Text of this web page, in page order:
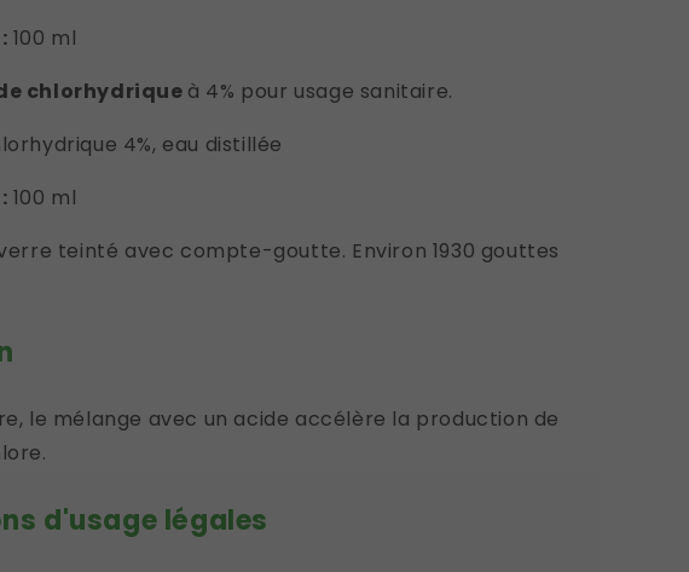
100 ml
chlorhydrique à 4% pour usage sanitaire.
4%, eau distillée
100 ml
teinté avec compte-goutte. Environ 1930 gouttes
le mélange avec un acide accélère la production de
d'usage légales